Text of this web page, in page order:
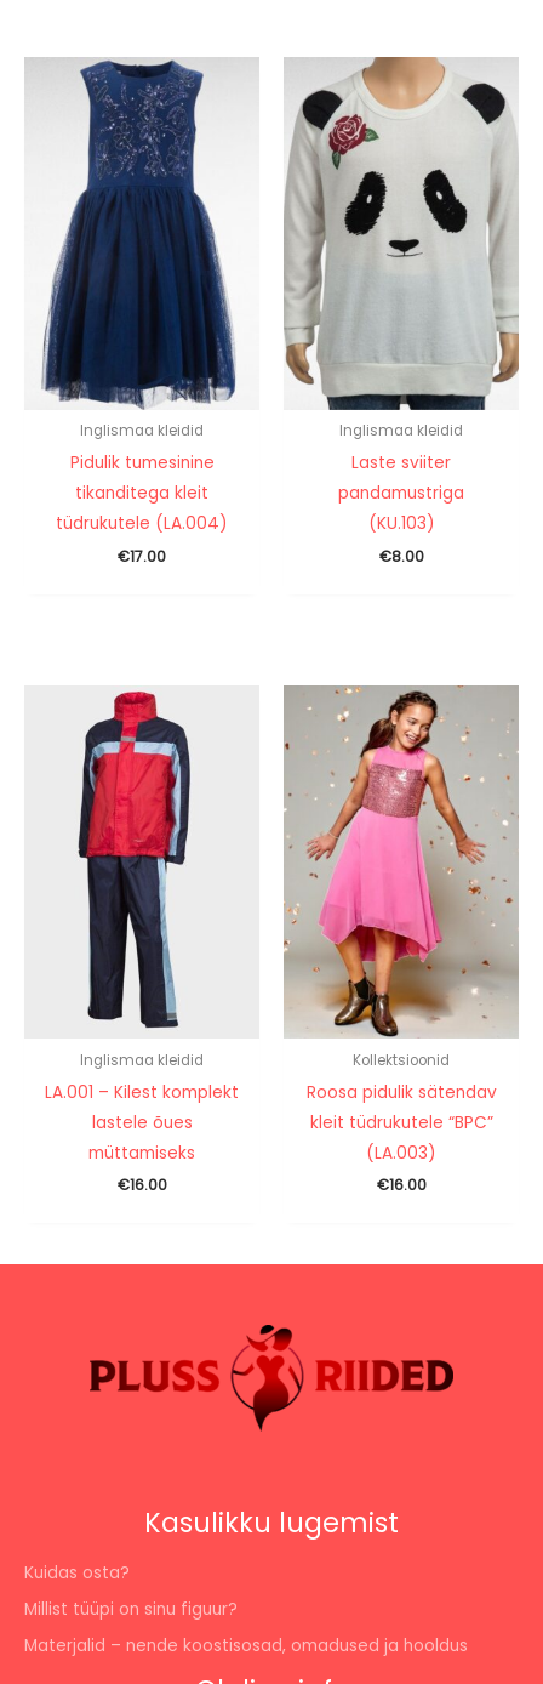
Inglismaa kleidid
Pidulik tumesinine
tikanditega kleit
tüdrukutele (LA.004)
€17.00
Inglismaa kleidid
Laste sviiter
pandamustriga
(KU.103)
€8.00
Inglismaa kleidid
LA.001 – Kilest komplekt
lastele õues
müttamiseks
€16.00
Kollektsioonid
Roosa pidulik sätendav
kleit tüdrukutele “BPC”
(LA.003)
€16.00
Kasulikku lugemist
Kuidas osta?
Millist tüüpi on sinu figuur?
Materjalid – nende koostisosad, omadused ja hooldus